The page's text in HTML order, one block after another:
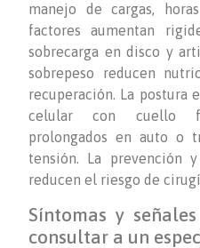
manejo de cargas,
factores aumentan
sobrecarga en disco y
sobrepeso reducen
recuperación. La postura
celular con cuello
prolongados en auto o
tensión. La prevención
reducen el riesgo de
Síntomas y
consultar a un